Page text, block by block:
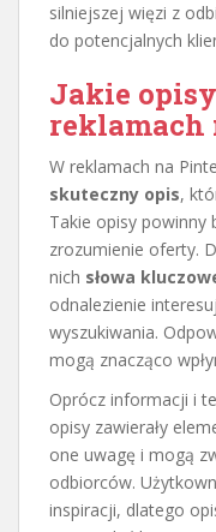
silniejszej więzi z
do potencjalnych
Jakie
reklamach
W reklamach na
skuteczny opis,
Takie opisy powinny
zrozumienie oferty.
nich słowa
odnalezienie
wyszukiwania.
mogą znacząco
Oprócz informacji i
opisy zawierały
one uwagę i mogą
odbiorców.
inspiracji, dlatego